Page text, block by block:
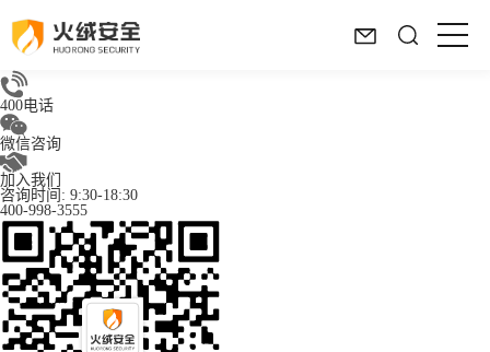
400电话
微信咨询
加入我们
咨询时间: 9:30-18:30
400-998-3555